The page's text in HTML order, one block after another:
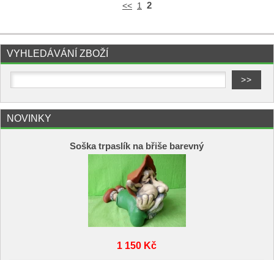
<< 1 2
VYHLEDÁVÁNÍ ZBOŽÍ
NOVINKY
Soška trpaslík na břiše barevný
1 150 Kč